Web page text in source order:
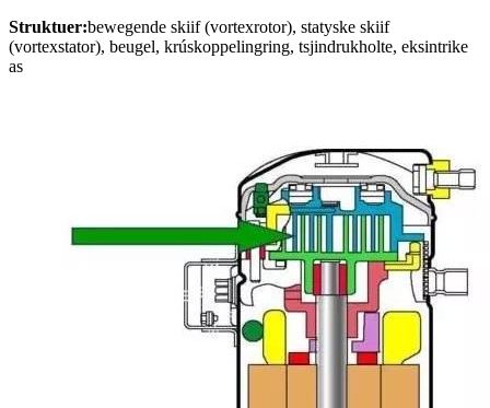
Struktuer:bewegende skiif (vortexrotor), statyske skiif
(vortexstator), beugel, krúskoppelingring, tsjindrukholte, eksintrike
as